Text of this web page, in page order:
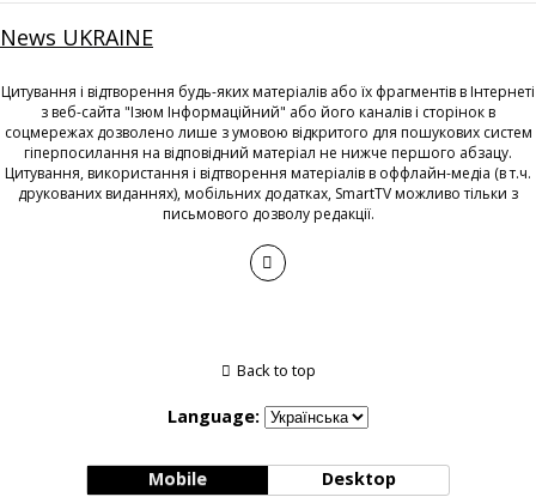
News UKRAINE
Цитування і відтворення будь-яких матеріалів або їх фрагментів в Інтернеті
з веб-сайта "Ізюм Інформаційний" або його каналів і сторінок в
соцмережах дозволено лише з умовою відкритого для пошукових систем
гіперпосилання на відповідний матеріал не нижче першого абзацу.
Цитування, використання і відтворення матеріалів в оффлайн-медіа (в т.ч.
друкованих виданнях), мобільних додатках, SmartTV можливо тільки з
письмового дозволу редакції.
Back to top
Language:
Mobile Desktop